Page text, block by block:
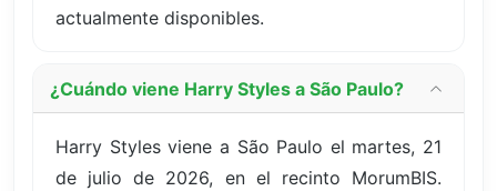
actualmente disponibles.
¿Cuándo viene Harry Styles a São Paulo?
Harry Styles viene a São Paulo el martes, 21
de julio de 2026, en el recinto MorumBIS.